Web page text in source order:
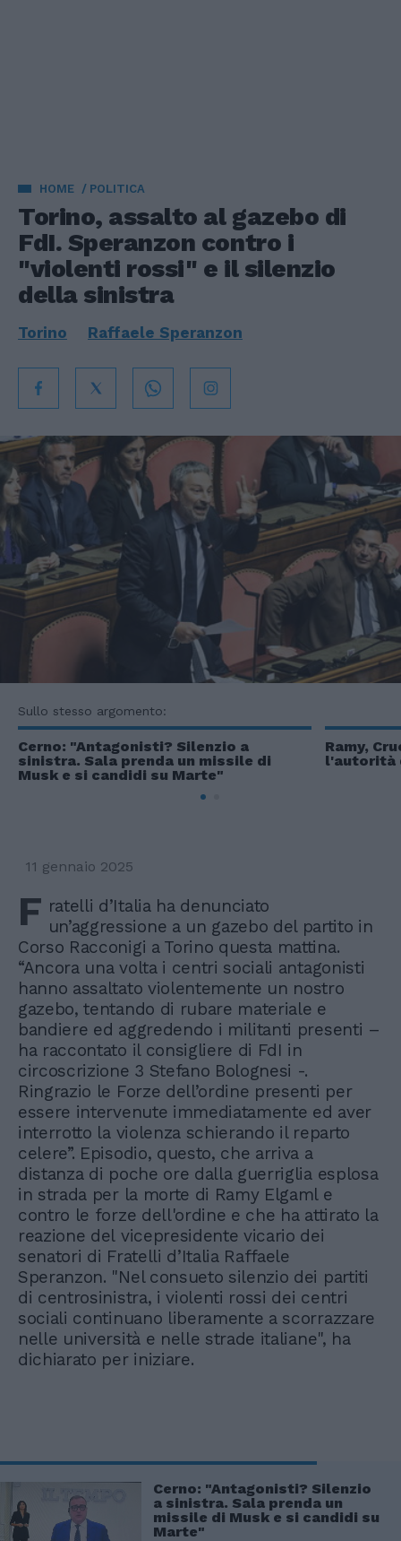
HOME POLITICA
Torino, assalto al gazebo di
FdI. Speranzon contro i
"violenti rossi" e il silenzio
della sinistra
Torino Raffaele Speranzon
Sullo stesso argomento:
Cerno: "Antagonisti? Silenzio a
sinistra. Sala prenda un missile di
Musk e si candidi su Marte"
Ramy,
l'autorità
11 gennaio 2025
F ratelli d’Italia ha denunciato
un’aggressione a un gazebo del partito in
Corso Racconigi a Torino questa mattina.
“Ancora una volta i centri sociali antagonisti
hanno assaltato violentemente un nostro
gazebo, tentando di rubare materiale e
bandiere ed aggredendo i militanti presenti –
ha raccontato il consigliere di FdI in
circoscrizione 3 Stefano Bolognesi -.
Ringrazio le Forze dell’ordine presenti per
essere intervenute immediatamente ed aver
interrotto la violenza schierando il reparto
celere”. Episodio, questo, che arriva a
distanza di poche ore dalla guerriglia esplosa
in strada per la morte di Ramy Elgaml e
contro le forze dell'ordine e che ha attirato la
reazione del vicepresidente vicario dei
senatori di Fratelli d’Italia Raffaele
Speranzon. "Nel consueto silenzio dei partiti
di centrosinistra, i violenti rossi dei centri
sociali continuano liberamente a scorrazzare
nelle università e nelle strade italiane", ha
dichiarato per iniziare.
Cerno: "Antagonisti? Silenzio
a sinistra. Sala prenda un
missile di Musk e si candidi su
Marte"